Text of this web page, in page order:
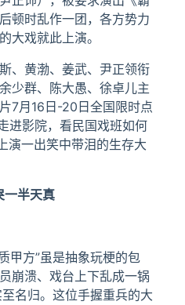
顿时乱作一团，各方势力
大戏就此上演。
、黄渤、姜武、尹正领衔
少群、陈大愚、徐卓儿主
7月16日-20日全国限时点
进影院，看民国戏班如何
演一出笑中带泪的生存大
一半天真
甲方”虽是抽象玩梗的包
崩溃、戏台上下乱成一锅
名归。这位手握重兵的大